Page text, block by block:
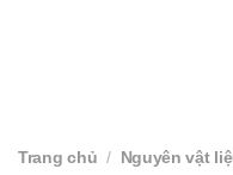
Trang chủ / Nguyên vật